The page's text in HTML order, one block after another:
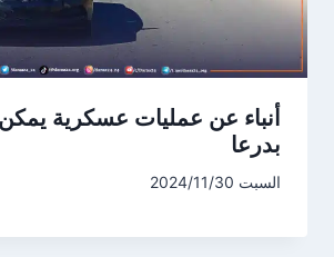
أنباء عن عمليات عسكرية يمكن
بدرعا
السبت 2024/11/30